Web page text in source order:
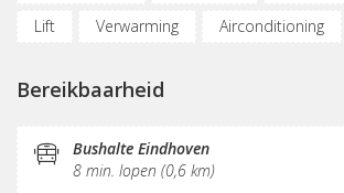
Lift
Verwarming
Airconditioning
Oplaadpunt auto
(Flex)werkplekken
Vergaderplekken
Internetmogelijkheden
Bereikbaarheid
Bushalte Eindhoven
8 min. lopen (0,6 km)